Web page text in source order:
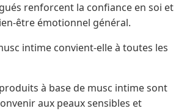
renforcent la confiance en soi et
être émotionnel général.
intime convient-elle à toutes les
à base de musc intime sont
aux peaux sensibles et